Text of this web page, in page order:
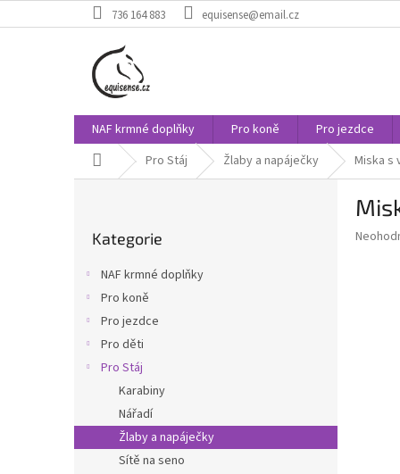
na
736 164 883 equisense@email.cz
NAF krmné doplňky Pro koně Pro jezdce
Domů Pro Stáj Žlaby a napáječky Miska s
e
l
kategorie
Kategorie
NAF krmné doplňky
Pro koně
Pro jezdce
Pro děti
Pro Stáj
Karabiny
Nářadí
Žlaby a napáječky
Sítě na seno